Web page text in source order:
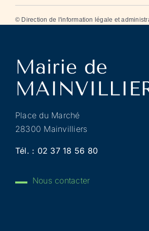
© Direction de l'information légale et
Place du Marché
28300 Mainvilliers
Tél. : 02 37 18 56 80
Nous contacter